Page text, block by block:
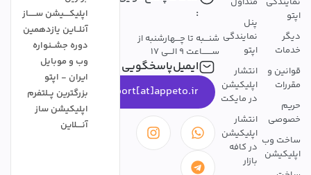
اپتو
دیگر
خدمات
قوانین و
مقررات
حریم
خصوصی
ساخت وب
اپلیکیشن
پنل
نمایندگی
اپتو
انتشار
اپلیکیشن
در مایکت
انتشار
اپلیکیشن
در کافه
بازار
:
شنـــبه تا چـــهارشنبه از
ســـــــاعت 9 الـــی 17
ایمیل‌پاسخگویی
support[at]appeto.ir
اپلیکــــیشن ســـــاز
آنلــاین یازدهمین
دوره جشــنواره
وب و موبایل
ایران - اپتو
بزرگترین پــلتفرم
اپلیکیشن ساز
آنــــلاین